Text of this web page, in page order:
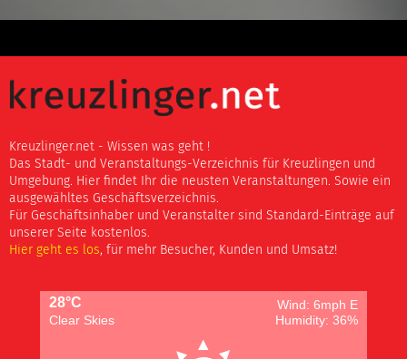
Kreuzlinger.net - Wissen was geht !
Das Stadt- und Veranstaltungs-Verzeichnis für Kreuzlingen und
Umgebung. Hier findet Ihr die neusten Veranstaltungen. Sowie ein
ausgewähltes Geschäftsverzeichnis.
Für Geschäftsinhaber und Veranstalter sind Standard-Einträge auf
unserer Seite kostenlos.
Hier geht es los, für mehr Besucher, Kunden und Umsatz!
28°C
Wind: 6mph E
Clear Skies
Humidity: 36%